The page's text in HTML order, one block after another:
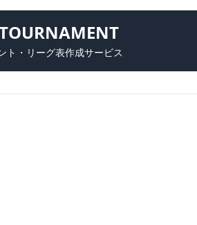
ト・リーグ表作成サービス